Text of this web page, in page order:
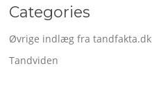
Categories
Øvrige indlæg fra tandfakta.dk
Tandviden